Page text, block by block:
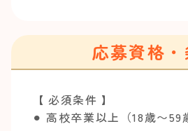
応募資格
【 必須条件 】
⚫︎ 高校卒業以上（18歳〜59